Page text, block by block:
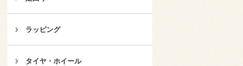
ラッピング
タイヤ・ホイール